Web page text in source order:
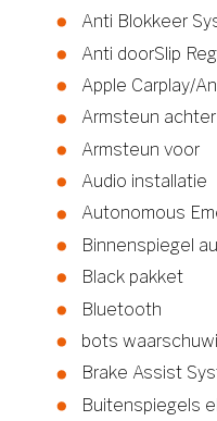
Anti Blokkeer
Anti doorSlip
Apple Carplay/
Armsteun achter
Armsteun voor
Audio installatie
Autonomous
Binnenspiegel
Black pakket
Bluetooth
bots
Brake Assist
Buitenspiegels